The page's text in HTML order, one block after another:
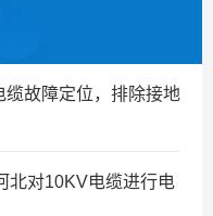
缆故障定位，排除接地
北对10KV电缆进行电